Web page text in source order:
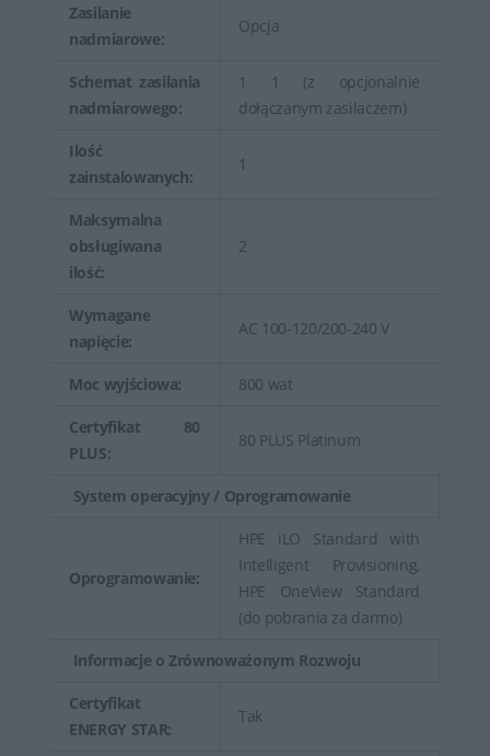
Zasilanie
nadmiarowe:
Opcja
Schemat zasilania
nadmiarowego:
1 1 (z opcjonalnie
dołączanym zasilaczem)
Ilość
zainstalowanych:
1
Maksymalna
obsługiwana
ilość:
2
Wymagane
napięcie:
AC 100-120/200-240 V
Moc wyjściowa: 800 wat
Certyfikat 80
PLUS:
80 PLUS Platinum
System operacyjny / Oprogramowanie
Oprogramowanie:
HPE iLO Standard with
Intelligent Provisioning,
HPE OneView Standard
(do pobrania za darmo)
Informacje o Zrównoważonym Rozwoju
Certyfikat
ENERGY STAR:
Tak